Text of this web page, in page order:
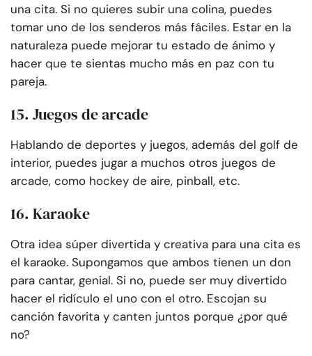
una cita. Si no quieres subir una colina, puedes
tomar uno de los senderos más fáciles. Estar en la
naturaleza puede mejorar tu estado de ánimo y
hacer que te sientas mucho más en paz con tu
pareja.
15. Juegos de arcade
Hablando de deportes y juegos, además del golf de
interior, puedes jugar a muchos otros juegos de
arcade, como hockey de aire, pinball, etc.
16. Karaoke
Otra idea súper divertida y creativa para una cita es
el karaoke. Supongamos que ambos tienen un don
para cantar, genial. Si no, puede ser muy divertido
hacer el ridículo el uno con el otro. Escojan su
canción favorita y canten juntos porque ¿por qué
no?